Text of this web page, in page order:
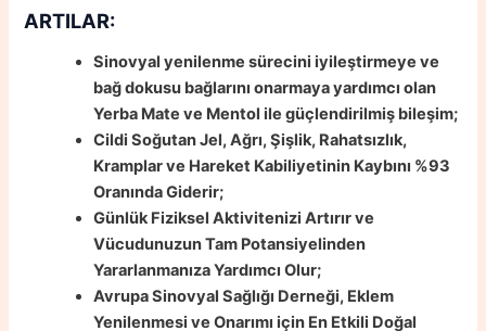
ARTILAR:
Sinovyal yenilenme sürecini iyileştirmeye ve
bağ dokusu bağlarını onarmaya yardımcı olan
Yerba Mate ve Mentol ile güçlendirilmiş bileşim;
Cildi Soğutan Jel, Ağrı, Şişlik, Rahatsızlık,
Kramplar ve Hareket Kabiliyetinin Kaybını %93
Oranında Giderir;
Günlük Fiziksel Aktivitenizi Artırır ve
Vücudunuzun Tam Potansiyelinden
Yararlanmanıza Yardımcı Olur;
Avrupa Sinovyal Sağlığı Derneği, Eklem
Yenilenmesi ve Onarımı için En Etkili Doğal